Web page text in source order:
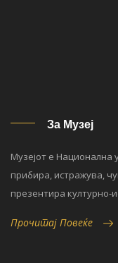
За Музеј
Музејот е Национална
прибира, истражува,
презентира културно-
Прочитај Повеќе